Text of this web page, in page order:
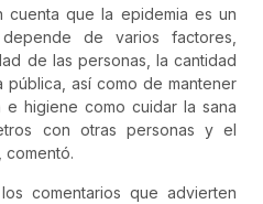
cuenta que la epidemia es un
de varios factores,
de las personas, la cantidad
así como de mantener
e higiene como cuidar la sana
con otras personas y el
comentó.
comentarios que advierten